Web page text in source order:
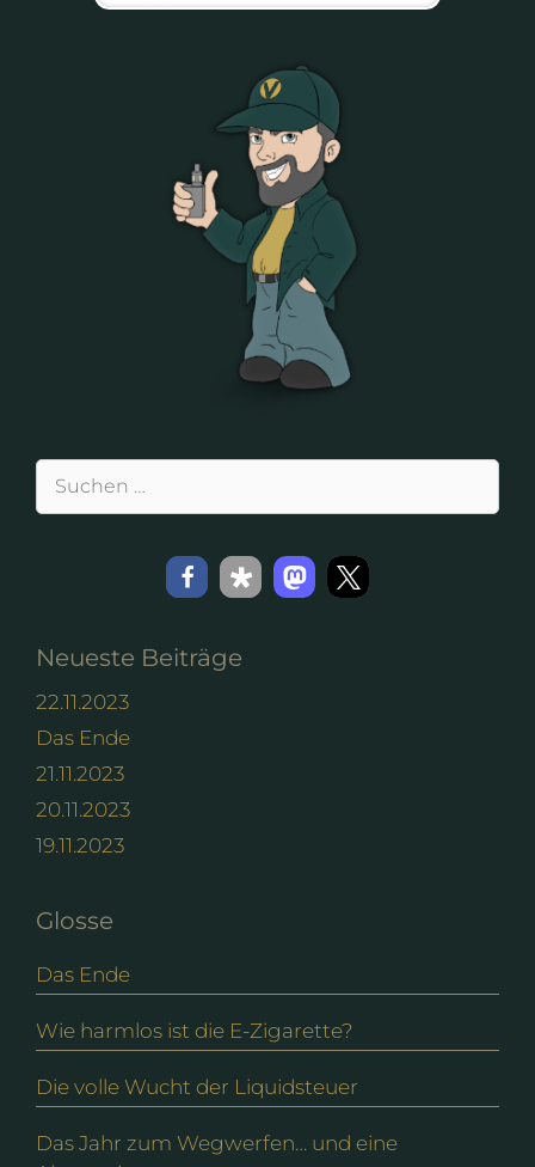
Suchen
Neueste Beiträge
22.11.2023
Das Ende
21.11.2023
20.11.2023
19.11.2023
Glosse
Das Ende
Wie harmlos ist die E-Zigarette?
Die volle Wucht der Liquidsteuer
Das Jahr zum Wegwerfen… und eine